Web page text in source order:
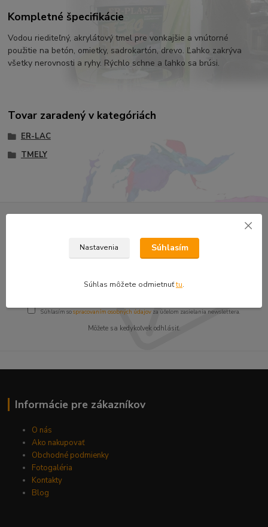
Kompletné špecifikácie
Vodou riediteľný, akrylátový tmel pre vonkajšie a vnútorné
použitie na betón, omietky, sadrokartón, drevo. Ľahko zakrýva
všetky nerovnosti a ryhy. Rýchlo schne a ľahko sa brúsi.
Tovar zaradený v kategóriách
ER-LAC
TMELY
Nepremeškajte novinky, akcie a
zľavy!
Súhlasím sospracovaním osobných údajov za účelom zasielania newslettera.
Môžete sa kedykoľvek odhlásiť.
Informácie pre zákazníkov
O nás
Ako nakupovať
Obchodné podmienky
Fotogaléria
Kontakty
Blog
Nastavenia Súhlasím
Súhlas môžete odmietnuťtu.